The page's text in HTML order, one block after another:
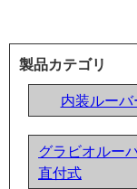
製品カテゴリ
内装ルーバ
グラビオルー
直付式